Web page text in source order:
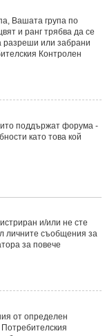
Вашата група по
и ранг трябва да се
разреши или забрани
Контролен
поддържат форума -
като това кой
и/или не сте
личните съобщения за
за повече
от определен